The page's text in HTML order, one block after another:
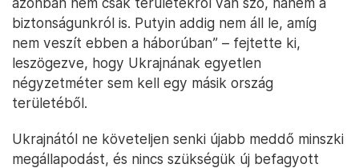
biztonságunkról is. Putyin addig nem áll le, amíg
nem veszít ebben a háborúban” – fejtette ki,
leszögezve, hogy Ukrajnának egyetlen
négyzetméter sem kell egy másik ország
területéből.
Ukrajnától ne követeljen senki újabb meddő minszki
megállapodást, és nincs szükségük új befagyott